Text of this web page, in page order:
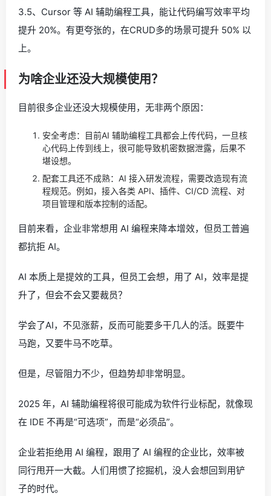
3.5、Cursor 等 AI 辅助编程工具，能让代码编写效率平均
提升 20%。有更夸张的，在CRUD多的场景可提升 50% 以
上。
为啥企业还没大规模使用？
目前很多企业还没大规模使用，无非两个原因：
安全考虑：目前AI 辅助编程工具都会上传代码，一旦核
心代码上传到线上，很可能导致机密数据泄露，后果不
堪设想。
配套工具还不成熟：AI 接入研发流程，需要改造现有流
程规范。例如，接入各类 API、插件、CI/CD 流程、对
项目管理和版本控制的适配。
目前来看，企业非常想用 AI 编程来降本增效，但员工普遍
都抗拒 AI。
AI 本质上是提效的工具，但员工会想，用了 AI，效率是提
升了，但会不会又要裁员？
学会了AI，不见涨薪，反而可能要多干几人的活。既要牛
马跑，又要牛马不吃草。
但是，尽管阻力不少，但趋势却非常明显。
2025 年，AI 辅助编程将很可能成为软件行业标配，就像现
在 IDE 不再是“可选项”，而是“必须品”。
企业若拒绝用 AI 编程，跟用了 AI 编程的企业比，效率被
同行甩开一大截。人们用惯了挖掘机，没人会想回到用铲
子的时代。